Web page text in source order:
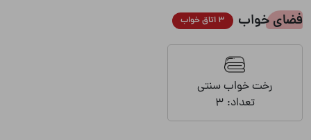
فضای خواب 3 اتاق خواب
رخت خواب سنتی
تعداد: 3